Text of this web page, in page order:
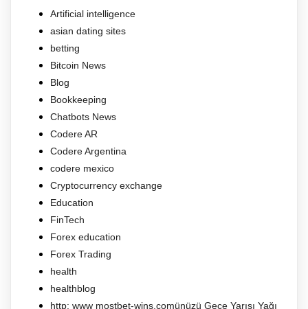
Artificial intelligence
asian dating sites
betting
Bitcoin News
Blog
Bookkeeping
Chatbots News
Codere AR
Codere Argentina
codere mexico
Cryptocurrency exchange
Education
FinTech
Forex education
Forex Trading
health
healthblog
http: www mostbet-wins.comünüzü Gece Yarısı Yağı